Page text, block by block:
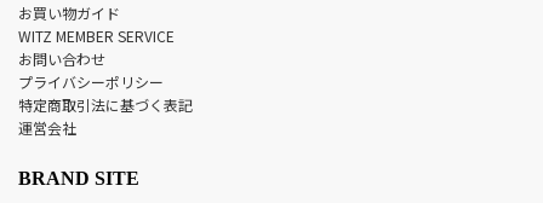
お買い物ガイド
WITZ MEMBER SERVICE
お問い合わせ
プライバシーポリシー
特定商取引法に基づく表記
運営会社
BRAND SITE